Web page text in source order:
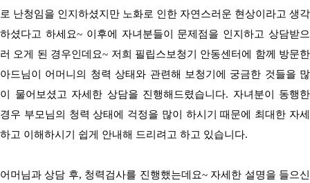
로 난청임을 인지하셨지만 노화로 인한 자연스러운 현상이라고 생각
하셨다고 하세요~ 이후에 자녀분들이 문제점을 인지하고 상담받으
러 오게 된 경우인데요~ 저희 필립스보청기 안동센터에 함께 방문한
아드님이 어머니의 청력 상태와 관련해 보청기에 궁금한 것들을 많
이 물어보셨고 자세한 상담을 진행해드렸습니다. 자녀분이 동행한
경우 부모님의 청력 상태에 걱정을 많이 하시기 때문에 최대한 자세
하고 이해하시기 쉽게 안내해 드리려고 하고 있습니다.
어머님과 상담 후, 청력검사를 진행했는데요~ 자세한 설명을 들으신